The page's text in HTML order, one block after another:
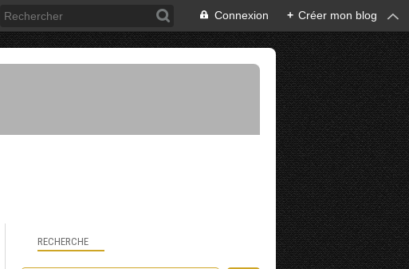
Connexion + Créer mon blog
RECHERCHE